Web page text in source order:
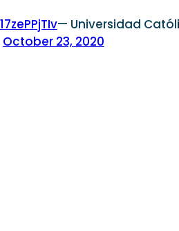
— Universidad
October 23, 2020